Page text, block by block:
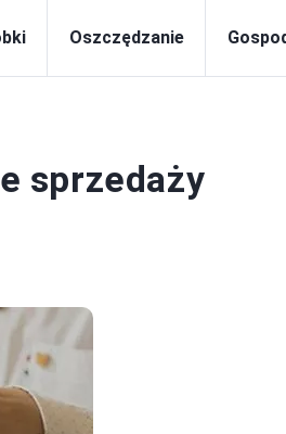
Oszczędzanie
sprzedaży